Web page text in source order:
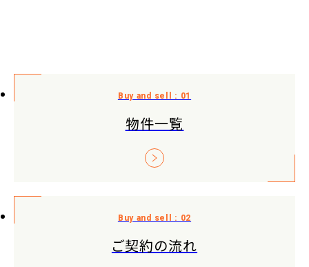
物件一覧
ご契約の流れ